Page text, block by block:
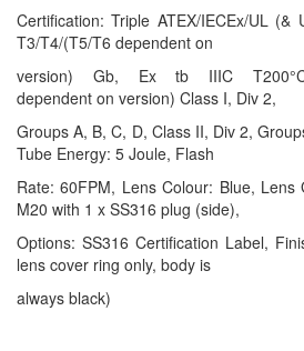
Certification: Triple ATEX/IECEx/UL
T3/T4/(T5/T6 dependent on
version) Gb, Ex tb IIIC T200°C/
dependent on version) Class I, Div 2,
Groups A, B, C, D, Class II, Div 2,
Tube Energy: 5 Joule, Flash
Rate: 60FPM, Lens Colour: Blue,
M20 with 1 x SS316 plug (side),
Options: SS316 Certification Label,
lens cover ring only, body is
always black)